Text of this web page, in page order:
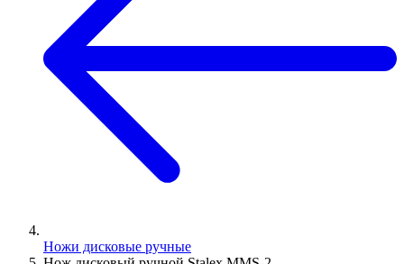
Ножи дисковые ручные